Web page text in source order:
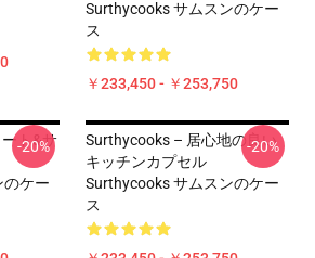
Surthycooks サムスンのケー
ス
￥233,450 - ￥253,750
ト&サ
ケー
-20%
Surthycooks – 居心地の良い
キッチンカプセル
Surthycooks サムスンのケー
ス
-20%